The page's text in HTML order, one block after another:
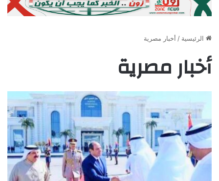
الرئيسية / أخبار مصرية
أخبار مصرية